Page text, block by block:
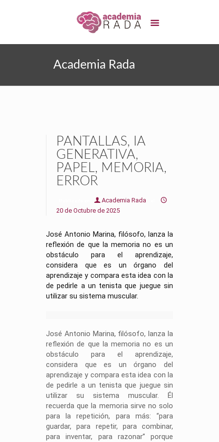
Academia Rada
PANTALLAS, IA
GENERATIVA,
PAPEL, MEMORIA,
ERROR
Academia Rada
20 de Octubre de 2025
José Antonio Marina, filósofo, lanza la
reflexión de que la memoria no es un
obstáculo para el aprendizaje,
considera que es un órgano del
aprendizaje y compara esta idea con la
de pedirle a un tenista que juegue sin
utilizar su sistema muscular.
José Antonio Marina, filósofo, lanza la
reflexión de que la memoria no es un
obstáculo para el aprendizaje,
considera que es un órgano del
aprendizaje y compara esta idea con la
de pedirle a un tenista que juegue sin
utilizar su sistema muscular. Él
recuerda que la memoria sirve no solo
para la repetición, para más: “para
guardar, para repetir, para combinar,
para inventar, para razonar” porque